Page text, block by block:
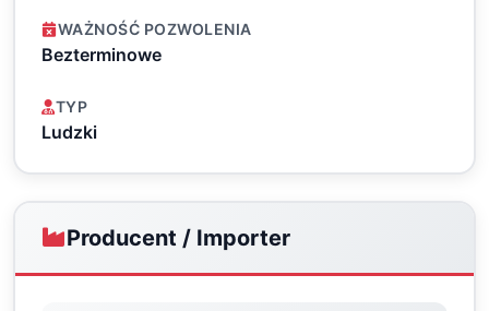
WAŻNOŚĆ POZWOLENIA
Bezterminowe
TYP
Ludzki
Producent / Importer